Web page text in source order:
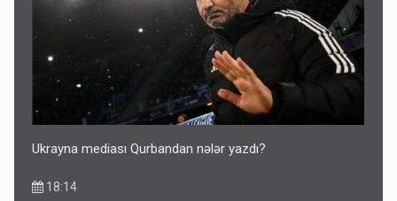
ŞOK! David Seliverstov ölkədən qaçdı
Ukrayna mediası Qurbandan nələr yazdı?
18:14